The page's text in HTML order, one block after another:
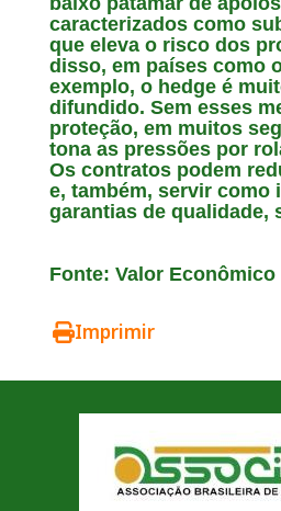
caracterizados como
que eleva o risco dos
disso, em países como
exemplo, o hedge é
difundido. Sem esses
proteção, em muitos
tona as pressões por
Os contratos podem
e, também, servir como
garantias de qualidade,
Fonte: Valor Econômico
Imprimir